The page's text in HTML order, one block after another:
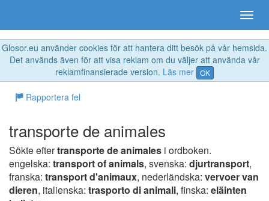
Glosor.eu använder cookies för att hantera ditt besök på vår hemsida.
Det används även för att visa reklam om du väljer att använda vår
reklamfinansierade version. Läs mer OK
Rapportera fel
transporte de animales
Sökte eftertransporte de animales i ordboken.
engelska: transport of animals, svenska: djurtransport,
franska: transport d'animaux, nederländska: vervoer van
dieren, italienska: trasporto di animali, finska: eläinten